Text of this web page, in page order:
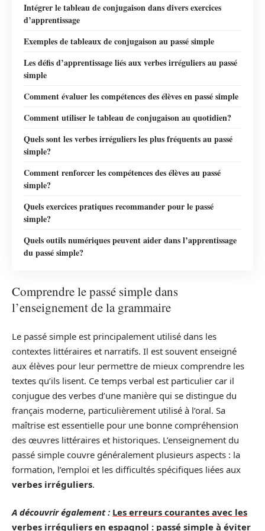
Intégrer le tableau de conjugaison dans divers exercices
d’apprentissage
Exemples de tableaux de conjugaison au passé simple
Les défis d’apprentissage liés aux verbes irréguliers au passé
simple
Comment évaluer les compétences des élèves en passé simple
Comment utiliser le tableau de conjugaison au quotidien?
Quels sont les verbes irréguliers les plus fréquents au passé
simple?
Comment renforcer les compétences des élèves au passé
simple?
Quels exercices pratiques recommander pour le passé
simple?
Quels outils numériques peuvent aider dans l’apprentissage
du passé simple?
Comprendre le passé simple dans
l’enseignement de la grammaire
Le passé simple est principalement utilisé dans les
contextes littéraires et narratifs. Il est souvent enseigné
aux élèves pour leur permettre de mieux comprendre les
textes qu’ils lisent. Ce temps verbal est particulier car il
conjugue des verbes d’une manière qui se distingue du
français moderne, particulièrement utilisé à l’oral. Sa
maîtrise est essentielle pour une bonne compréhension
des œuvres littéraires et historiques. L’enseignement du
passé simple couvre généralement plusieurs aspects : la
formation, l’emploi et les difficultés spécifiques liées aux
verbes irréguliers.
A découvrir également : Les erreurs courantes avec les
verbes irréguliers en espagnol : passé simple à éviter